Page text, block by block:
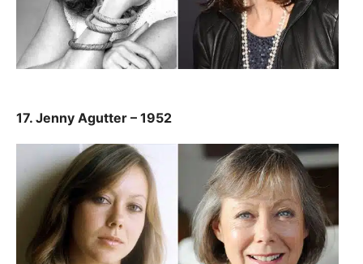
17. Jenny Agutter – 1952